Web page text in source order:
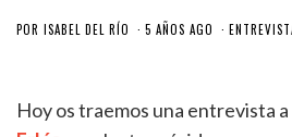
POR ISABEL DEL RÍO 5 AÑOS AGO
Hoy os traemos una entrevista a